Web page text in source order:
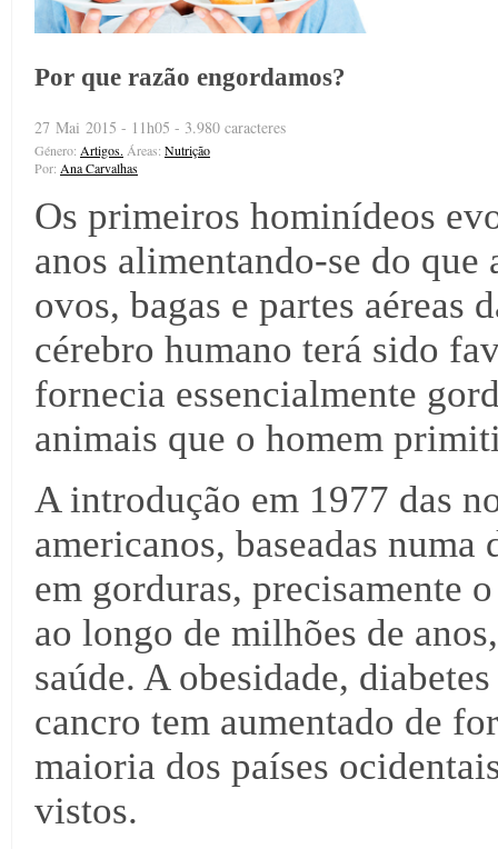
Por que razão engordamos?
27 Mai 2015 - 11h05 - 3.980 caracteres
Género: Artigos. Áreas: Nutrição
Por: Ana Carvalhas
Os primeiros hominídeos
anos alimentando-se do
ovos, bagas e partes aéreas
cérebro humano terá sido
fornecia essencialmente
animais que o homem
A introdução em 1977 das
americanos, baseadas
em gorduras, precisamente
ao longo de milhões de
saúde. A obesidade,
cancro tem aumentado de
maioria dos países
vistos.